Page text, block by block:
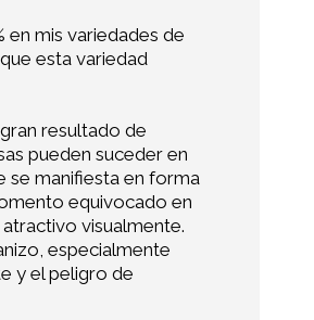
en mis variedades de
esta variedad
resultado de
pueden suceder en
se manifiesta en forma
equivocado en
visualmente.
especialmente
y el peligro de